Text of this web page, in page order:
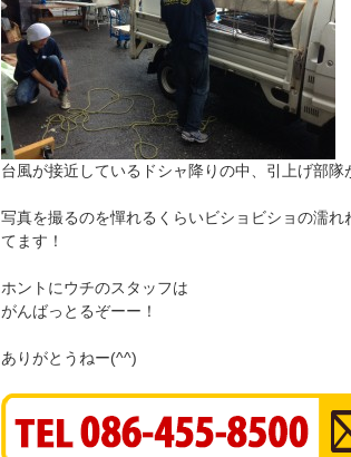
台風が接近しているドシャ降りの中、引上げ部隊
写真を撮るのを憚れるくらいビショビショの濡れ
てます！
ホントにウチのスタッフは
がんばっとるぞーー！
ありがとうねー(^^)